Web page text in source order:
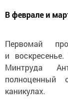
В феврале и
Первомай
и
Минтруда
полноценный
каникулах.